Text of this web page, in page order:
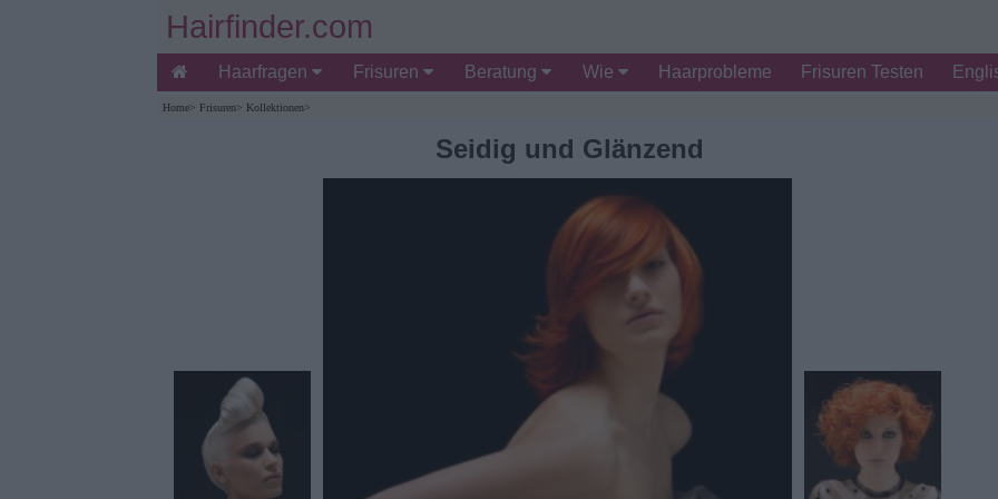
Hairfinder.com
Haarfragen Frisuren Beratung Wie Haarprobleme Frisuren Testen
Home> Frisuren> Kollektionen>
Seidig und Glänzend